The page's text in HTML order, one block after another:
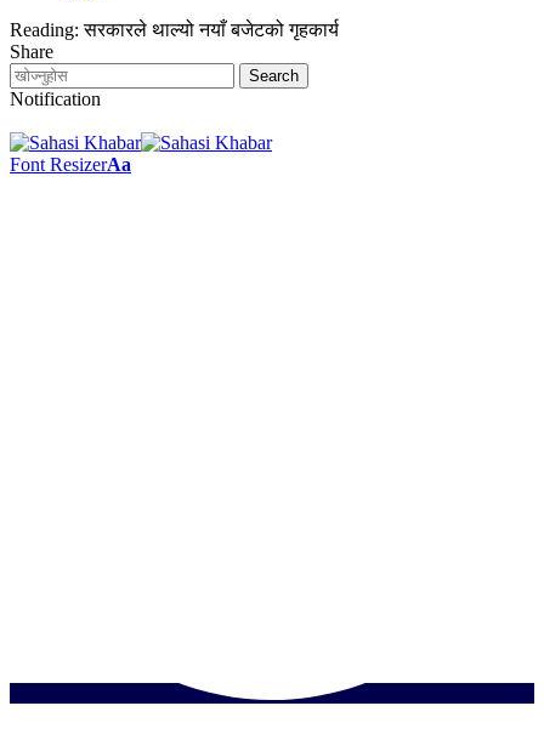
Reading: सरकारले थाल्यो नयाँ बजेटको गृहकार्य
Share
Notification
Font ResizerAa